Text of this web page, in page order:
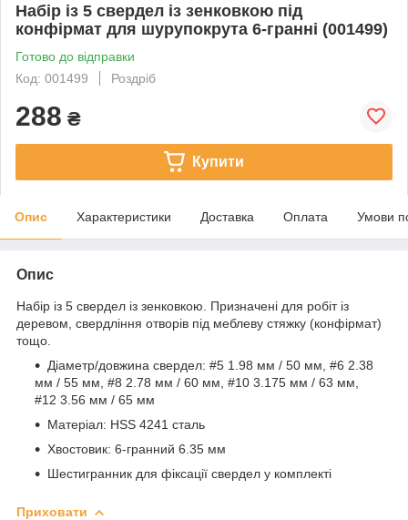
Набір із 5 свердел із зенковкою під
конфірмат для шурупокрута 6-гранні (001499)
Готово до відправки
Код: 001499
Роздріб
288 ₴
Купити
Опис Характеристики Доставка Оплата Умови
Опис
Набір із 5 свердел із зенковкою. Призначені для робіт із
деревом, свердління отворів під меблеву стяжку (конфірмат)
тощо.
Діаметр/довжина свердел: #5 1.98 мм / 50 мм, #6 2.38
мм / 55 мм, #8 2.78 мм / 60 мм, #10 3.175 мм / 63 мм,
#12 3.56 мм / 65 мм
Матеріал: HSS 4241 сталь
Хвостовик: 6-гранний 6.35 мм
Шестигранник для фіксації свердел у комплекті
Приховати